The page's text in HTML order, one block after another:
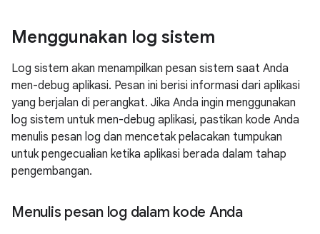
Menggunakan log sistem
Log sistem akan menampilkan pesan sistem saat Anda
men-debug aplikasi. Pesan ini berisi informasi dari aplikasi
yang berjalan di perangkat. Jika Anda ingin menggunakan
log sistem untuk men-debug aplikasi, pastikan kode Anda
menulis pesan log dan mencetak pelacakan tumpukan
untuk pengecualian ketika aplikasi berada dalam tahap
pengembangan.
Menulis pesan log dalam kode Anda